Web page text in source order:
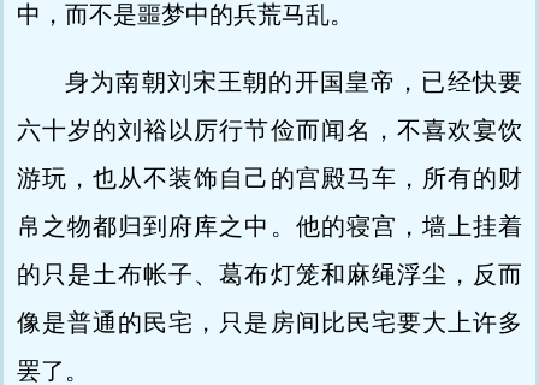
中，而不是噩梦中的兵荒马乱。
身为南朝刘宋王朝的开国皇帝，已经快要
六十岁的刘裕以厉行节俭而闻名，不喜欢宴饮
游玩，也从不装饰自己的宫殿马车，所有的财
帛之物都归到府库之中。他的寝宫，墙上挂着
的只是土布帐子、葛布灯笼和麻绳浮尘，反而
像是普通的民宅，只是房间比民宅要大上许多
罢了。